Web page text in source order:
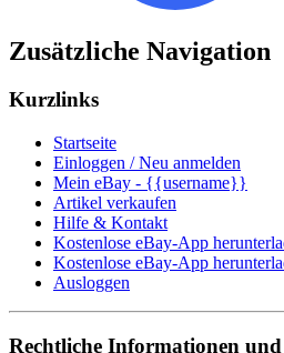
Zusätzliche Navigation
Kurzlinks
Startseite
Einloggen / Neu anmelden
Mein eBay - {{username}}
Artikel verkaufen
Hilfe & Kontakt
Kostenlose eBay-App
Kostenlose eBay-App
Ausloggen
Rechtliche Informationen